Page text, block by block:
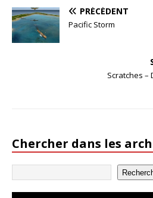
PRÉCÉDENT
Pacific Storm
Scratches –
Chercher dans les